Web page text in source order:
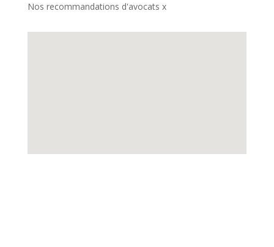
Nos recommandations d'avocats x